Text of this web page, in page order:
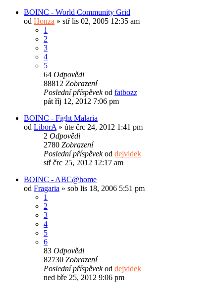
BOINC - World Community Grid
od Honza » stř lis 02, 2005 12:35 am
1
2
3
4
5
64 Odpovědi
88812 Zobrazení
Poslední příspěvekod fatbozz
pát říj 12, 2012 7:06 pm
BOINC - Fight Malaria
od LiborA » úte črc 24, 2012 1:41 pm
2 Odpovědi
2780 Zobrazení
Poslední příspěvekod dejvidek
stř črc 25, 2012 12:17 am
BOINC - ABC@home
od Fragaria » sob lis 18, 2006 5:51 pm
1
2
3
4
5
6
83 Odpovědi
82730 Zobrazení
Poslední příspěvekod dejvidek
ned bře 25, 2012 9:06 pm